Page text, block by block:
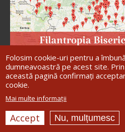
Arhiepiscopia Iașilor
Romanului și
Folosim cookie-uri pentru a
dumneavoastră pe acest site.
această pagină confirmați
cookie.
Mai multe informații
Accept Nu, mulțumesc